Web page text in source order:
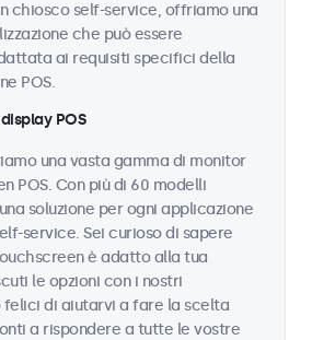
chiosco self-service, offriamo una
che può essere
ai requisiti specifici della
POS.
POS
una vasta gamma di monitor
POS. Con più di 60 modelli
soluzione per ogni applicazione
service. Sei curioso di sapere
è adatto alla tua
le opzioni con i nostri
felici di aiutarvi a fare la scelta
a rispondere a tutte le vostre